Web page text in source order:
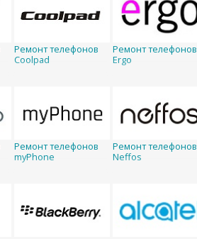
Ремонт телефонов
Coolpad
Ремонт телефонов
Ergo
Ремонт телефонов
myPhone
Ремонт телефонов
Neffos